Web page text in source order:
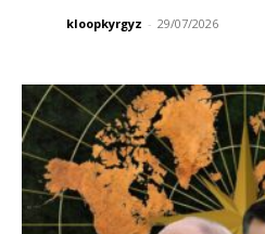
kloopkyrgyz - 29/07/2026